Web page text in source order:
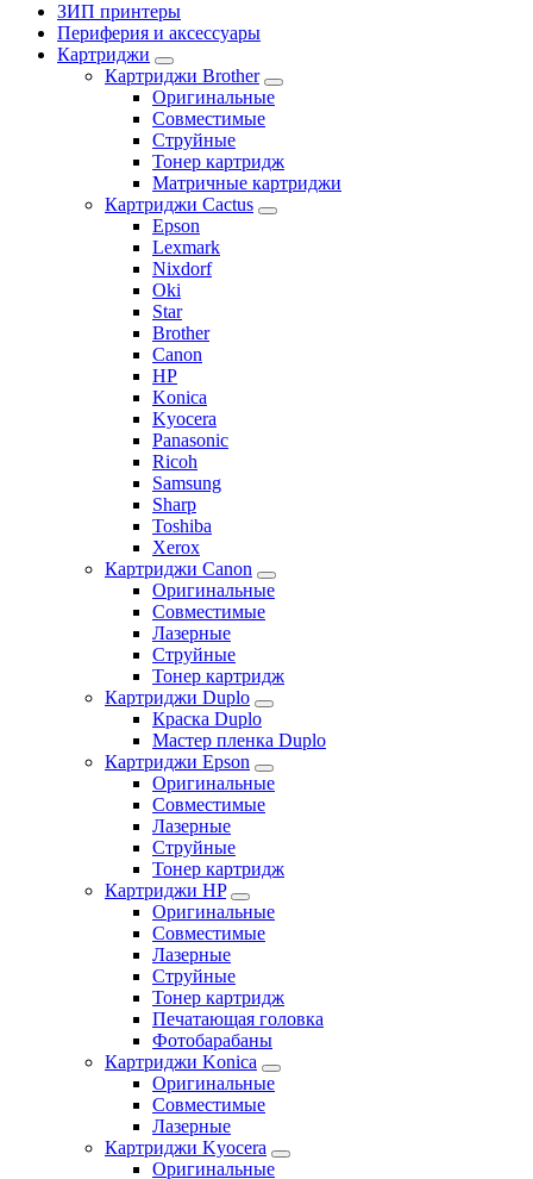
ЗИП принтеры
Периферия и аксессуары
Картриджи
Картриджи Brother
Оригинальные
Совместимые
Струйные
Тонер картридж
Матричные картриджи
Картриджи Cactus
Epson
Lexmark
Nixdorf
Oki
Star
Brother
Canon
HP
Konica
Kyocera
Panasonic
Ricoh
Samsung
Sharp
Toshiba
Xerox
Картриджи Canon
Оригинальные
Совместимые
Лазерные
Струйные
Тонер картридж
Картриджи Duplo
Краска Duplo
Мастер пленка Duplo
Картриджи Epson
Оригинальные
Совместимые
Лазерные
Струйные
Тонер картридж
Картриджи HP
Оригинальные
Совместимые
Лазерные
Струйные
Тонер картридж
Печатающая головка
Фотобарабаны
Картриджи Konica
Оригинальные
Совместимые
Лазерные
Картриджи Kyocera
Оригинальные